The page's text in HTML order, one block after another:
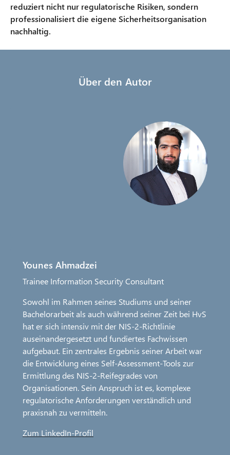
reduziert nicht nur regulatorische Risiken, sondern
professionalisiert die eigene Sicherheitsorganisation
nachhaltig.
Über den Autor
Younes Ahmadzei
Trainee Information Security Consultant
Sowohl im Rahmen seines Studiums und seiner
Bachelorarbeit als auch während seiner Zeit bei HvS
hat er sich intensiv mit der NIS-2-Richtlinie
auseinandergesetzt und fundiertes Fachwissen
aufgebaut. Ein zentrales Ergebnis seiner Arbeit war
die Entwicklung eines Self-Assessment-Tools zur
Ermittlung des NIS-2-Reifegrades von
Organisationen. Sein Anspruch ist es, komplexe
regulatorische Anforderungen verständlich und
praxisnah zu vermitteln.
Zum LinkedIn-Profil